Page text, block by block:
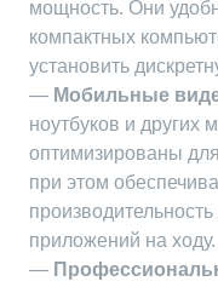
мощность. Они
компактных
установить
— Мобильные
ноутбуков и других
оптимизированы
при этом
приложений на ходу.
—